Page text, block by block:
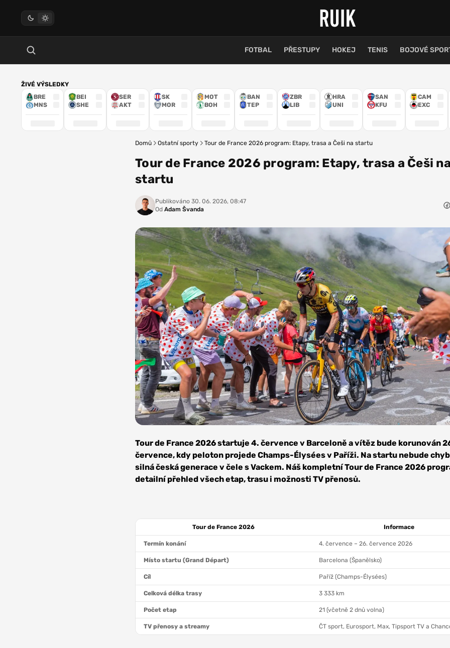
FOTBAL PŘESTUPY HOKEJ TENIS BOJOVÉ
ŽIVÉ VÝSLEDKY
BRE
MNS
BEI
SHE
SER
AKT
SK
MOR
MOT
BOH
BAN
TEP
ZBR
LIB
HRA
UNI
SAN
KFU
CAM
EXC
Domů Ostatní sporty Tour de France 2026 program: Etapy, trasa a Češi na startu
Tour de France 2026 program: Etapy, trasa a Češi na
startu
Publikováno 30. 06. 2026, 08:47
Od Adam Švanda
Depositphotos
Tour de France 2026 startuje 4. července v Barceloně a vítěz bude korunován
července, kdy peloton projede Champs-Élysées v Paříži. Na startu nebude
silná česká generace v čele s Vackem. Náš kompletní Tour de France 2026
detailní přehled všech etap, trasu i možnosti TV přenosů.
Tour de France 2026 Informace
Termín konání 4. července – 26. července 2026
Místo startu (Grand Départ) Barcelona (Španělsko)
Cíl Paříž (Champs-Élysées)
Celková délka trasy 3 333 km
Počet etap 21 (včetně 2 dnů volna)
TV přenosy a streamy ČT sport, Eurosport, Max, Tipsport TV a